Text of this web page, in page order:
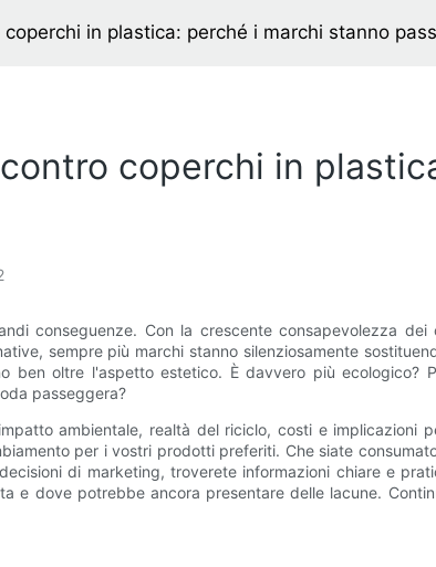
in plastica: perché i marchi stanno
coperchi in
conseguenze. Con la crescente consapevolezza dei
sempre più marchi stanno silenziosamente
ben oltre l'aspetto estetico. È davvero più ecologico?
passeggera?
ambientale, realtà del riciclo, costi e implicazioni
per i vostri prodotti preferiti. Che siate
di marketing, troverete informazioni chiare e
e dove potrebbe ancora presentare delle lacune.